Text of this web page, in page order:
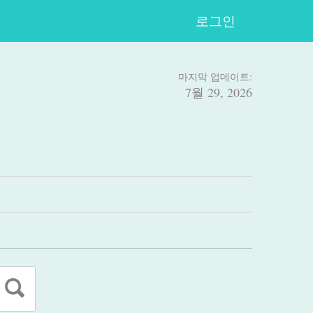
로그인
마지막 업데이트:
7월 29, 2026